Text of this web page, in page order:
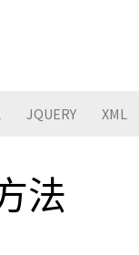
JQUERY XML
法